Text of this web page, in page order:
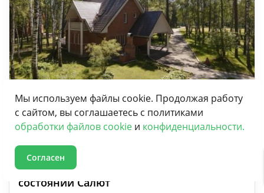
+ 6
Пансионат для пожилых в адекватном
состоянии Салют
Мы используем файлы cookie. Продолжая работу
с сайтом, вы соглашаетесь с политиками
обработки файлов cookie и конфиденциальности.
Согласен